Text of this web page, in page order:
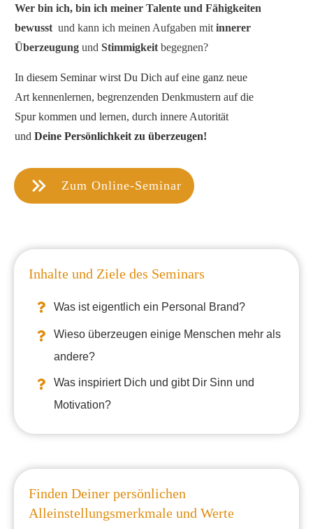
Wer bin ich, bin ich meiner Talente und Fähigkeiten
bewusst und kann ich meinen Aufgaben mit innerer
Überzeugung und Stimmigkeit begegnen?
In diesem Seminar wirst Du Dich auf eine ganz neue
Art kennenlernen, begrenzenden Denkmustern auf die
Spur kommen und lernen, durch innere Autorität
und Deine Persönlichkeit zu überzeugen!
Zum Online-Seminar
Inhalte und Ziele des Seminars
Was ist eigentlich ein Personal Brand?
Wieso überzeugen einige Menschen mehr als
andere?
Was inspiriert Dich und gibt Dir Sinn und
Motivation?
Finden Deiner persönlichen
Alleinstellungsmerkmale und Werte